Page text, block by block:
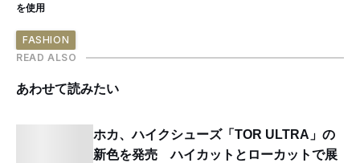
を使用
FASHION
READ ALSO
あわせて読みたい
ホカ、ハイクシューズ「TOR ULTRA」の
新色を発売 ハイカットとローカットで展